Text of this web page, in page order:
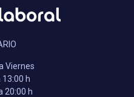
Viernes
13:00 h
20:00 h